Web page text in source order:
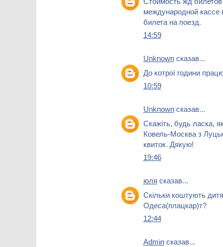
международной кассе
билета на поезд.
14:59
Unknownсказав...
До котрої години
10:59
Unknownсказав...
Скажіть, будь ласка,
Ковель-Москва з
квиток. Дякую!
19:46
юля сказав...
Скільки коштують
Одеса(плацкар)т?
12:44
Adminсказав...